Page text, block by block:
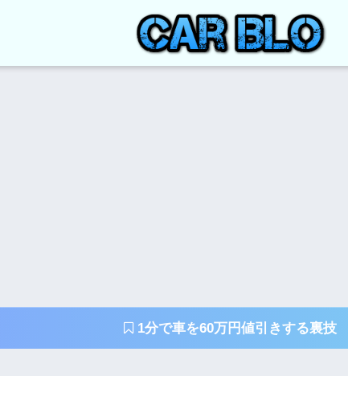
1分で車を60万円値引きする裏技